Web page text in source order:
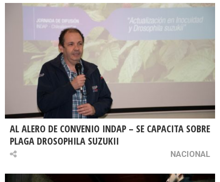
AL ALERO DE CONVENIO INDAP – SE CAPACITA SOBRE
PLAGA DROSOPHILA SUZUKII
NACIONAL